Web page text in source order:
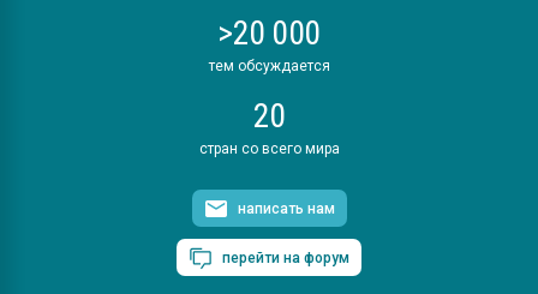
>20 000
тем обсуждается
20
стран со всего мира
написать нам
перейти на форум